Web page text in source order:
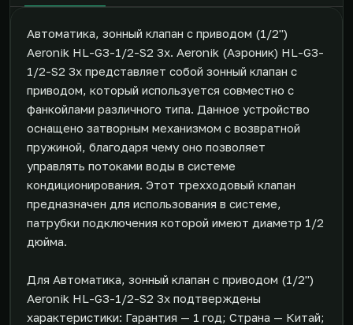
Автоматика, зонный клапан с приводом (1/2'')
Aeronik HL-G3-1/2-S2 3х. Aeronik (Аэроник) HL-G3-
1/2-S2 3х представляет собой зонный клапан с
приводом, который используется совместно с
фанкойлами различного типа. Данное устройство
оснащено затворным механизмом с возвратной
пружиной, благодаря чему оно позволяет
управлять потоками воды в системе
кондиционирования. Этот трехходовый клапан
предназначен для использования в системе,
патрубки подключения которой имеют диаметр 1/2
дюйма.
Для Автоматика, зонный клапан с приводом (1/2'')
Aeronik HL-G3-1/2-S2 3х подтверждены
характеристики: Гарантия — 1 год; Страна — Китай;